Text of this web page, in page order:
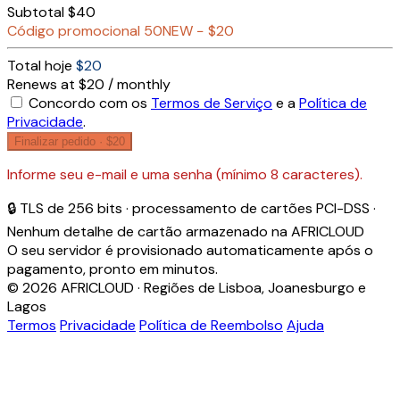
Subtotal$40
Código promocional 50NEW − $20
Total hoje $20
Renews at $20 / monthly
Concordo com os Termos de Serviço e aPolítica de
Privacidade.
Finalizar pedido · $20
Informe seu e-mail e uma senha (mínimo 8 caracteres).
🔒 TLS de 256 bits · processamento de cartões PCI-DSS ·
Nenhum detalhe de cartão armazenado na AFRICLOUD
O seu servidor é provisionado automaticamente após o
pagamento, pronto em minutos.
© 2026 AFRICLOUD · Regiões de Lisboa, Joanesburgo e
Lagos
Termos Privacidade Política de Reembolso Ajuda